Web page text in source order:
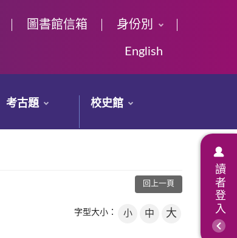
圖書館信箱 身份別
English
考古題 校史館
讀者登入
回上一頁
字型大小： 小 中 大